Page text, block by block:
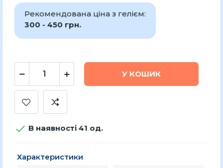
Рекомендована ціна з гелієм:
300 - 450 грн.
У КОШИК
 В наявності 41 од.
Характеристики